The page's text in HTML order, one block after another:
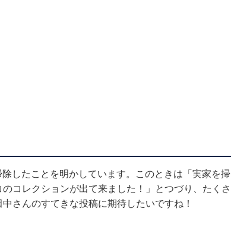
したことを明かしています。このときは「実家を掃
コレクションが出て来ました！」とつづり、たくさ
さんのすてきな投稿に期待したいですね！